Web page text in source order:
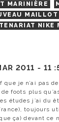
MARINIÈRE
NIKE
2011 - 11
que je n’ai pas
foots plus
études j’ai du
toujours
ça) devant ce